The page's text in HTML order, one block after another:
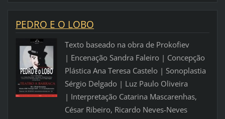
PEDRO E O LOBO
Texto baseado na obra de Prokofiev
| Encenação Sandra Faleiro | Concepção
Plástica Ana Teresa Castelo | Sonoplastia
Sérgio Delgado | Luz Paulo Oliveira
| Interpretação Catarina Mascarenhas,
César Ribeiro, Ricardo Neves-Neves